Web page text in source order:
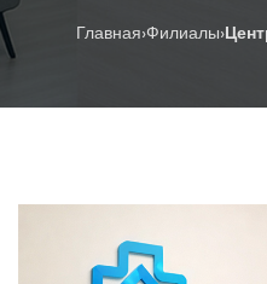
Главная›Филиалы›